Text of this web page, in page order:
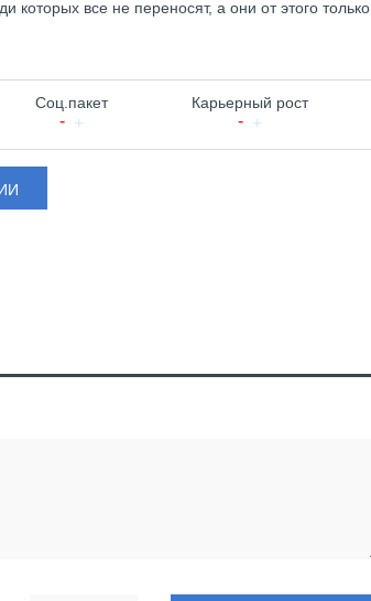
которых все не переносят, а они от этого только
Соц.пакет Карьерный рост